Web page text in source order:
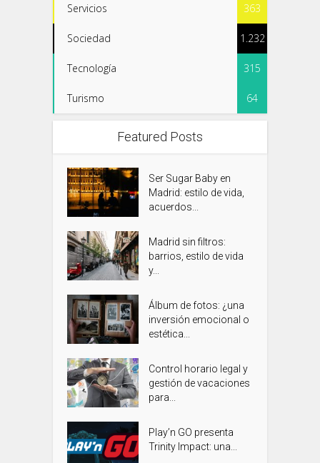
Servicios 363
Sociedad 1.232
Tecnología 315
Turismo 64
Featured Posts
Ser Sugar Baby en
Madrid: estilo de vida,
acuerdos...
Madrid sin filtros:
barrios, estilo de vida
y...
Álbum de fotos: ¿una
inversión emocional o
estética...
Control horario legal y
gestión de vacaciones
para...
Play’n GO presenta
Trinity Impact: una...